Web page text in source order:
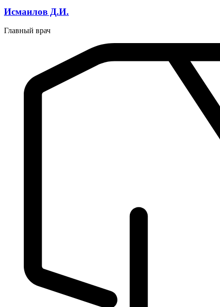
Исмаилов Д.И.
Главный врач